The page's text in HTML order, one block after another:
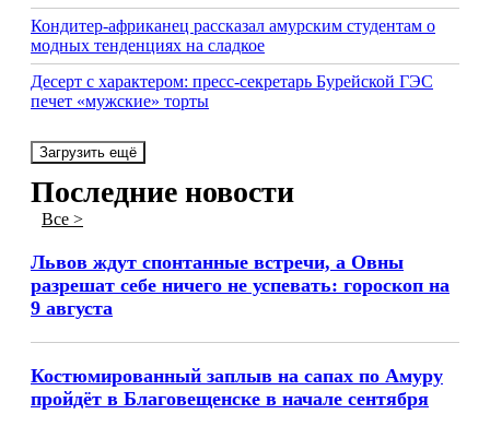
Кондитер-африканец рассказал амурским студентам о
модных тенденциях на сладкое
Десерт с характером: пресс-секретарь Бурейской ГЭС
печет «мужские» торты
Загрузить ещё
Последние новости
Все >
Львов ждут спонтанные встречи, а Овны
разрешат себе ничего не успевать: гороскоп на
9 августа
Костюмированный заплыв на сапах по Амуру
пройдёт в Благовещенске в начале сентября